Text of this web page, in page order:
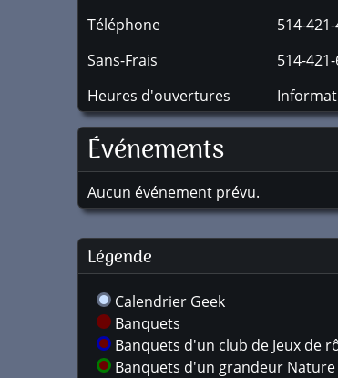
Téléphone
514-
Sans-Frais
514-
Heures d'ouvertures
Événements
Aucun événement prévu.
Légende
Calendrier Geek
Banquets
Banquets d'un club de Jeux de
Banquets d'un grandeur Nature